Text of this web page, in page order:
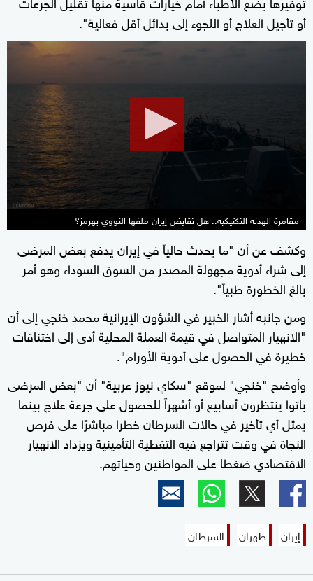
أو تأجيل العلاج أو اللجوء إلى بدائل أقل فعالية".
minutes,
seconds
مقامرة الهدنة التكتيكية.. هل تقايض إيران ملفها النووي بهرمز؟
وكشف عن أن "ما يحدث حالياً في إيران يدفع بعض المرضى
إلى شراء أدوية مجهولة المصدر من السوق السوداء وهو أمر
بالغ الخطورة طبياً".
ومن جانبه أشار الخبير في الشؤون الإيرانية محمد خنجي إلى أن
"الانهيار المتواصل في قيمة العملة المحلية أدى إلى اختناقات
خطيرة في الحصول على أدوية الأورام".
وأوضح "خنجي" لموقع "سكاي نيوز عربية" أن "بعض المرضى
باتوا ينتظرون أسابيع أو أشهراً للحصول على جرعة علاج بينما
يمثل أي تأخير في حالات السرطان خطرا مباشرًا على فرص
النجاة في وقت تتراجع فيه التغطية التأمينية ويزداد الانهيار
الاقتصادي ضغطا على المواطنين وحياتهم.
إيران طهران السرطان